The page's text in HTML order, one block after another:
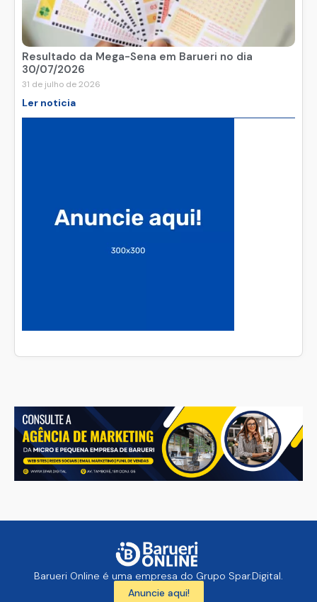
Resultado da Mega-Sena em Barueri no dia
30/07/2026
31 de julho de 2026
Ler noticia
Barueri Online é uma empresa do Grupo Spar.Digital.
Anuncie aqui!